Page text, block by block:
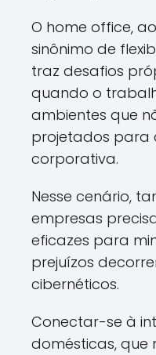
O home office,
sinônimo de
traz desafios
quando o
ambientes que
projetados para
corporativa.
Nesse cenário,
empresas
eficazes para
prejuízos
cibernéticos.
Conectar-se à
domésticas, que